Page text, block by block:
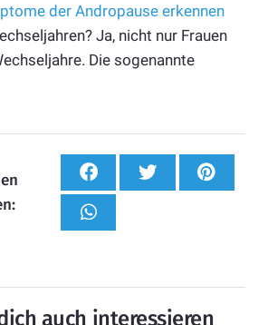
der Andropause erkennen
Ja, nicht nur Frauen
Die sogenannte
auch interessieren